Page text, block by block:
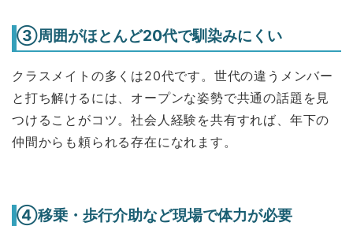
③周囲がほとんど20代で馴染みにくい
クラスメイトの多くは20代です。世代の違うメンバー
と打ち解けるには、オープンな姿勢で共通の話題を見
つけることがコツ。社会人経験を共有すれば、年下の
仲間からも頼られる存在になれます。
④移乗・歩行介助など現場で体力が必要